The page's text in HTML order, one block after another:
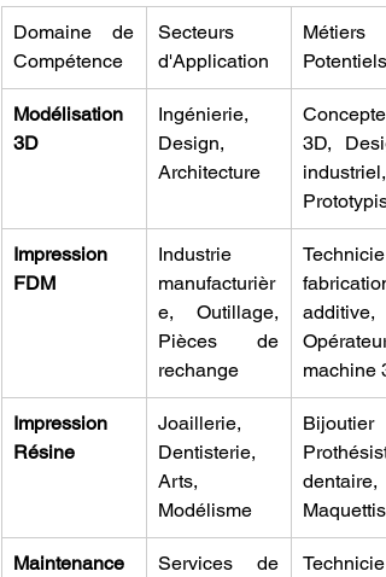
Domaine de
Compétence
Secteurs
d'Application
Métiers
Potentiels
Modélisation
3D
Ingénierie,
Design,
Architecture
3D,
industriel,
Impression
FDM
Industrie
manufacturièr
e, Outillage,
Pièces de
rechange
fabrication
additive,
machine
Impression
Résine
Joaillerie,
Dentisterie,
Arts,
Modélisme
Bijoutier
dentaire,
Maintenance
Services de